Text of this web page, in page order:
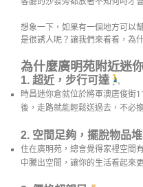
想象一下，如果有一個地方可以
是很誘人呢？讓我們來看看，為
為什麼廣明苑附近迷
1. 超近，步行可達
時昌迷你倉就位於將軍澳唐俊街
後，走路就能輕鬆送過去，不必
2. 空間足夠，擺脫物品
住在廣明苑，總會覺得家裡空間
中騰出空間，讓你的生活看起來